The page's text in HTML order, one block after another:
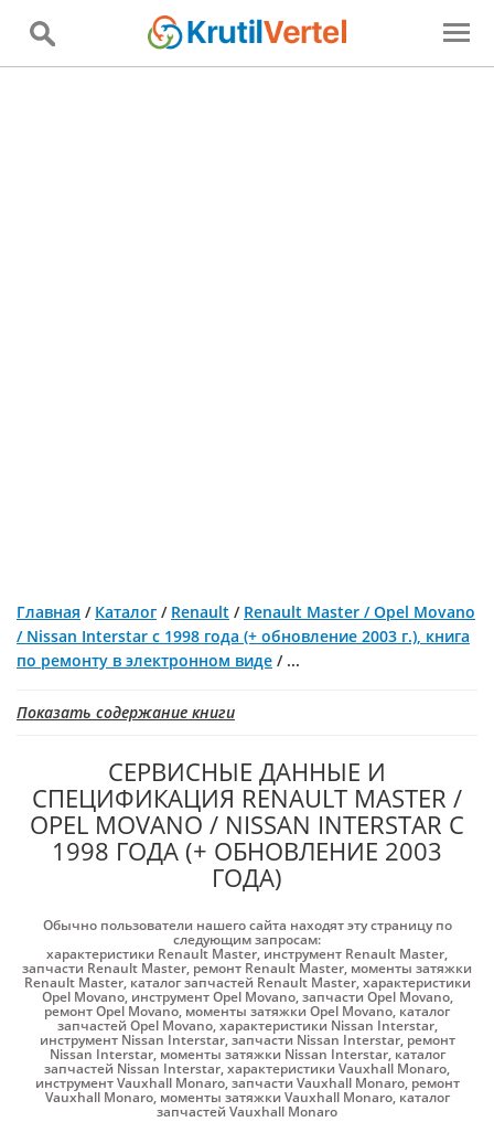
Главная / Каталог / Renault / Renault Master / Opel Movano
/ Nissan Interstar с 1998 года (+ обновление 2003 г.), книга
по ремонту в электронном виде / ...
Показать содержание книги
СЕРВИСНЫЕ ДАННЫЕ И
СПЕЦИФИКАЦИЯ RENAULT MASTER /
OPEL MOVANO / NISSAN INTERSTAR С
1998 ГОДА (+ ОБНОВЛЕНИЕ 2003
ГОДА)
Обычно пользователи нашего сайта находят эту страницу по
следующим запросам:
характеристики Renault Master, инструмент Renault Master,
запчасти Renault Master, ремонт Renault Master, моменты затяжки
Renault Master, каталог запчастей Renault Master,характеристики
Opel Movano, инструмент Opel Movano,запчасти Opel Movano,
ремонт Opel Movano, моменты затяжки Opel Movano, каталог
запчастей Opel Movano,характеристики Nissan Interstar,
инструмент Nissan Interstar,запчасти Nissan Interstar, ремонт
Nissan Interstar, моменты затяжки Nissan Interstar, каталог
запчастей Nissan Interstar,характеристики Vauxhall Monaro,
инструмент Vauxhall Monaro,запчасти Vauxhall Monaro, ремонт
Vauxhall Monaro, моменты затяжки Vauxhall Monaro, каталог
запчастей Vauxhall Monaro